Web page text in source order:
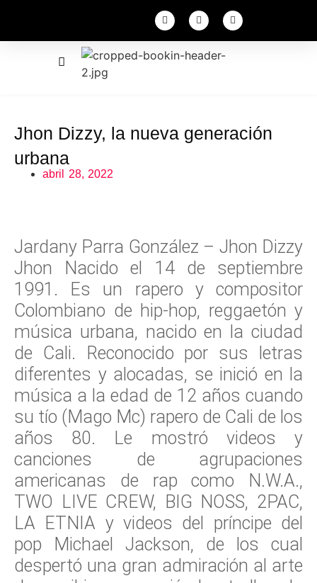
Jhon Dizzy, la nueva generación
urbana
abril 28, 2022
Jardany Parra González – Jhon Dizzy
Jhon Nacido el 14 de septiembre
1991. Es un rapero y compositor
Colombiano de hip-hop, reggaetón y
música urbana, nacido en la ciudad
de Cali. Reconocido por sus letras
diferentes y alocadas, se inició en la
música a la edad de 12 años cuando
su tío (Mago Mc) rapero de Cali de los
años 80. Le mostró videos y
canciones de agrupaciones
americanas de rap como N.W.A.,
TWO LIVE CREW, BIG NOSS, 2PAC,
LA ETNIA y videos del príncipe del
pop Michael Jackson, de los cual
despertó una gran admiración al arte